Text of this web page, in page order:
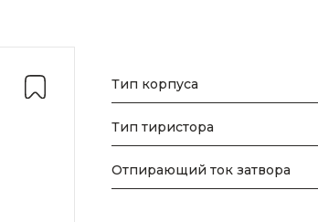
Тип корпуса
Тип тиристора
Отпирающий ток затвора